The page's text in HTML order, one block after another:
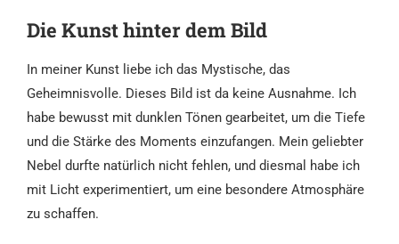
Die Kunst hinter dem Bild
In meiner Kunst liebe ich das Mystische, das
Geheimnisvolle. Dieses Bild ist da keine Ausnahme. Ich
habe bewusst mit dunklen Tönen gearbeitet, um die Tiefe
und die Stärke des Moments einzufangen. Mein geliebter
Nebel durfte natürlich nicht fehlen, und diesmal habe ich
mit Licht experimentiert, um eine besondere Atmosphäre
zu schaffen.